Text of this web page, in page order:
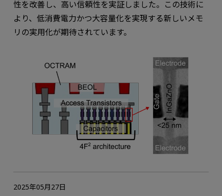
性を改善し、高い信頼性を実証しました。この技術に
より、低消費電力かつ大容量化を実現する新しいメモ
リの実用化が期待されています。
2025年05月27日